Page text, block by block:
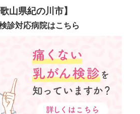
歌山県紀の川市】
診対応病院はこちら